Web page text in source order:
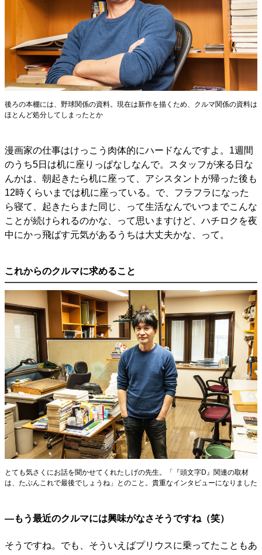
後ろの本棚には、野球関係の資料。現在は新作を描くため、クルマ関係の資料は
ほとんど処分してしまったとか
漫画家の仕事はけっこう肉体的にハードなんですよ。1週間
のうち5日は机に座りっぱなしなんで。スタッフが来る日な
んかは、朝起きたら机に座って、アシスタントが帰った後も
12時くらいまでは机に座っている。で、フラフラになった
ら寝て、起きたらまた同じ、って生活なんでいつまでこんな
ことが続けられるのかな、って思いますけど、ハチロクを夜
中にかっ飛ばす元気があるうちは大丈夫かな、って。
これからのクルマに求めること
とても気さくにお話を聞かせてくれたしげの先生。「『頭文字D』関連の取材
は、たぶんこれで最後でしょうね」とのこと。貴重なインタビューになりました
―もう最近のクルマには興味がなさそうですね（笑）
そうですね。でも、そういえばプリウスに乗ってたこともあ